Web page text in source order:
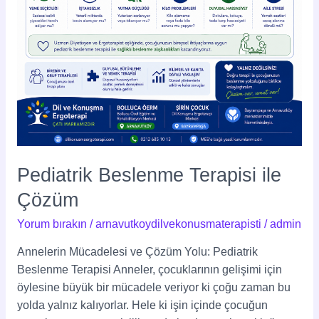
Pediatrik Beslenme Terapisi ile
Çözüm
Yorum bırakın /arnavutkoydilvekonusmaterapisti /admin
Annelerin Mücadelesi ve Çözüm Yolu: Pediatrik
Beslenme Terapisi Anneler, çocuklarının gelişimi için
öylesine büyük bir mücadele veriyor ki çoğu zaman bu
yolda yalnız kalıyorlar. Hele ki işin içinde çocuğun